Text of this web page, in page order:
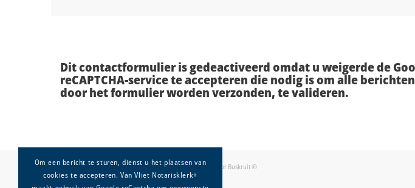
Dit contactformulier is gedeactiveerd omdat u weigerde de
reCAPTCHA-service te accepteren die nodig is om alle
door het formulier worden verzonden, te valideren.
© Copyright - Mediation De Poort - Realisatie en webhosting door Buskruit ®
Om een bericht te sturen, dienst u het plaatsen van
cookies te accepteren. Van Vliet Notarisklerk+